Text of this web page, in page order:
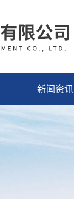
新闻资讯